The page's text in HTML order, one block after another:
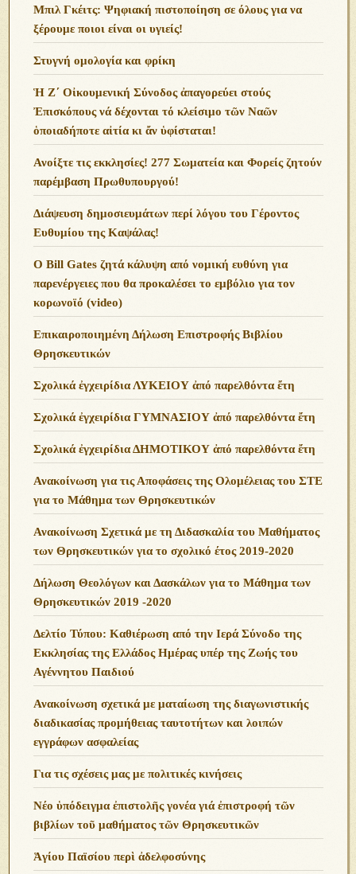
Μπιλ Γκέιτς: Ψηφιακή πιστοποίηση σε όλους για να
ξέρουμε ποιοι είναι οι υγιείς!
Στυγνή ομολογία και φρίκη
Ἡ Ζ΄ Οἰκουμενική Σύνοδος ἀπαγορεύει στούς
Ἐπισκόπους νά δέχονται τό κλείσιμο τῶν Ναῶν
ὁποιαδήποτε αἰτία κι ἄν ὑφίσταται!
Ανoίξτε τις εκκλησίες! 277 Σωματεία και Φορείς ζητούν
παρέμβαση Πρωθυπουργού!
Διάψευση δημοσιευμάτων περί λόγου του Γέροντος
Ευθυμίου της Καψάλας!
O Bill Gates ζητά κάλυψη από νομική ευθύνη για
παρενέργειες που θα προκαλέσει το εμβόλιο για τον
κορωνοϊό (video)
Επικαιροποιημένη Δήλωση Επιστροφής Βιβλίου
Θρησκευτικών
Σχολικά ἐγχειρίδια ΛΥΚΕΙΟΥ ἀπό παρελθόντα ἔτη
Σχολικά ἐγχειρίδια ΓΥΜΝΑΣΙΟΥ ἀπό παρελθόντα ἔτη
Σχολικά ἐγχειρίδια ΔΗΜΟΤΙΚΟΥ ἀπό παρελθόντα ἔτη
Ανακοίνωση για τις Αποφάσεις της Ολομέλειας του ΣΤΕ
για το Μάθημα των Θρησκευτικών
Ανακοίνωση Σχετικά με τη Διδασκαλία του Μαθήματος
των Θρησκευτικών για το σχολικό έτος 2019-2020
Δήλωση Θεολόγων και Δασκάλων για το Μάθημα των
Θρησκευτικών 2019 -2020
Δελτίο Τύπου: Καθιέρωση από την Ιερά Σύνοδο της
Εκκλησίας της Ελλάδος Ημέρας υπέρ της Ζωής του
Αγέννητου Παιδιού
Ανακοίνωση σχετικά με ματαίωση της διαγωνιστικής
διαδικασίας προμήθειας ταυτοτήτων και λοιπών
εγγράφων ασφαλείας
Για τις σχέσεις μας με πολιτικές κινήσεις
Νέο ὑπόδειγμα ἐπιστολῆς γονέα γιά ἐπιστροφή τῶν
βιβλίων τοῦ μαθήματος τῶν Θρησκευτικῶν
Ἁγίου Παϊσίου περὶ ἀδελφοσύνης